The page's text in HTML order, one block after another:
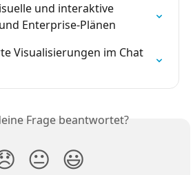
und interaktive
Enterprise-Plänen
Visualisierungen im Chat
Frage beantwortet?
😐 😃